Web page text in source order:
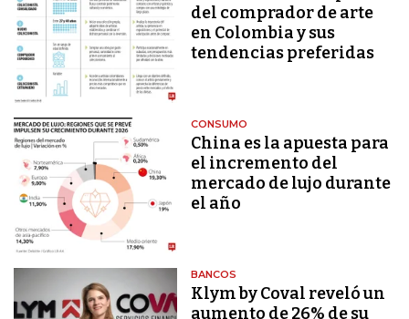
del comprador de arte
en Colombia y sus
tendencias preferidas
CONSUMO
China es la apuesta para
el incremento del
mercado de lujo durante
el año
BANCOS
Klym by Coval reveló un
aumento de 26% de su